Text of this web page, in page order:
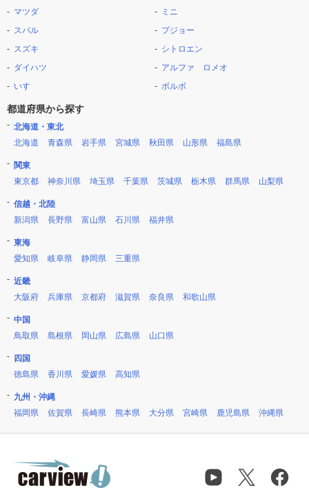
マツダ
スバル
スズキ
ダイハツ
いすゞ
ミニ
プジョー
シトロエン
アルファ ロメオ
ボルボ
都道府県から探す
北海道・東北
北海道
青森県 岩手県 宮城県 秋田県 山形県 福島県
関東
東京都
神奈川県 埼玉県 千葉県 茨城県 栃木県 群馬県 山梨県
信越・北陸
新潟県
長野県 富山県 石川県 福井県
東海
愛知県
岐阜県 静岡県 三重県
近畿
大阪府
兵庫県 京都府 滋賀県 奈良県 和歌山県
中国
鳥取県
島根県 岡山県 広島県 山口県
四国
徳島県
香川県 愛媛県 高知県
九州・沖縄
福岡県
佐賀県 長崎県 熊本県 大分県 宮崎県 鹿児島県 沖縄県